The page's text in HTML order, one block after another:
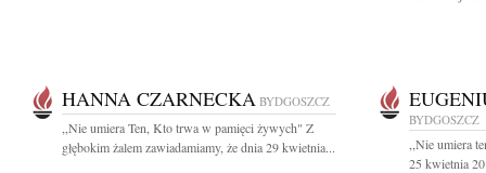
HANNA CZARNECKA BYDGOSZCZ
,,Nie umiera Ten, Kto trwa w pamięci żywych" Z
głębokim żalem zawiadamiamy, że dnia 29 kwietnia...
BYDGOSZCZ
,,Nie umiera
25 kwietnia